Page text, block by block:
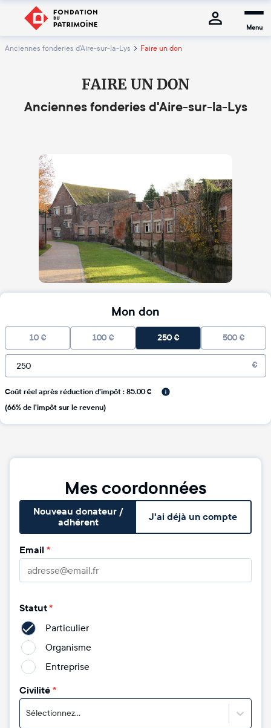
Menu
Anciennes fonderies d'Aire-sur-la-Lys Faire un don
FAIRE UN DON
Anciennes fonderies d'Aire-sur-la-Lys
Mon don
10 € 100 € 250€ 500 €
€
Coût réel après réduction d'impôt : 85.00 €
(66% de l'impôt sur le revenu)
Mes coordonnées
Nouveau donateur /
adhérent
J'ai déjà un compte
Email *
Statut*
Particulier
Organisme
Entreprise
Civilité*
Sélectionnez...